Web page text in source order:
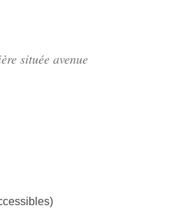
située avenue